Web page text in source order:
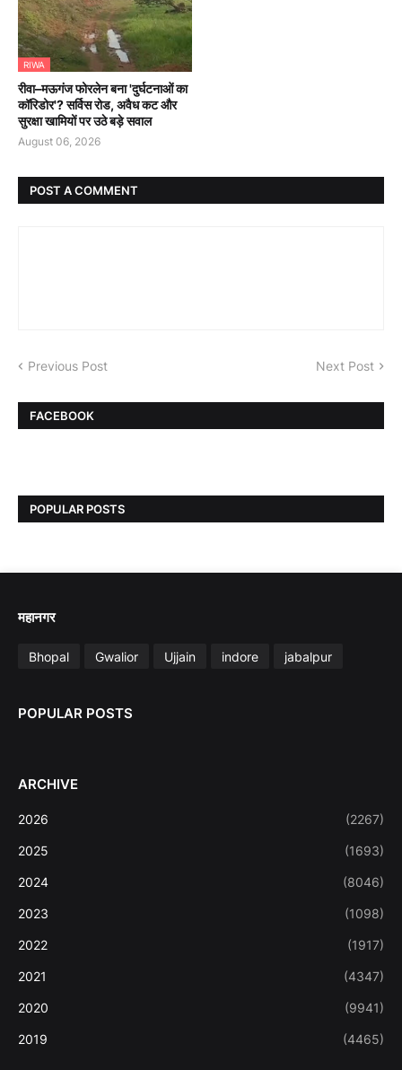
RIWA
रीवा–मऊगंज फोरलेन बना 'दुर्घटनाओं का
कॉरिडोर'? सर्विस रोड, अवैध कट और
सुरक्षा खामियों पर उठे बड़े सवाल
August 06, 2026
POST A COMMENT
Previous Post Next Post
FACEBOOK
POPULAR POSTS
महानगर
Bhopal Gwalior Ujjain indore jabalpur
POPULAR POSTS
ARCHIVE
2026 (2267)
2025 (1693)
2024 (8046)
2023 (1098)
2022 (1917)
2021 (4347)
2020 (9941)
2019 (4465)